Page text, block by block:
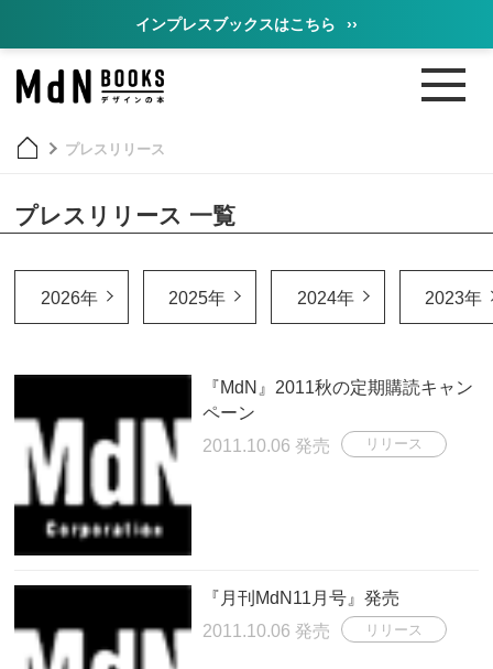
インプレスブックスはこちら ››
プレスリリース
プレスリリース 一覧
2026年 2025年 2024年 2023年
『MdN』2011秋の定期購読キャン
ペーン
2011.10.06 発売
リリース
『月刊MdN11月号』発売
2011.10.06 発売
リリース